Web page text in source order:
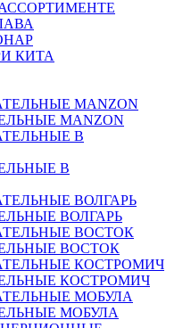
КИТА
MANZON
В
ВОЛГАРЬ
ВОСТОК
КОСТРОМИЧ
МОБУЛА